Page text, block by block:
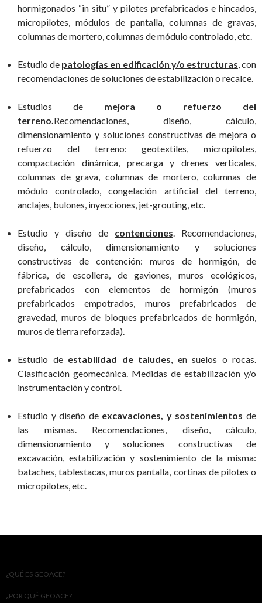
hormigonados “in situ” y pilotes prefabricados e hincados,
micropilotes, módulos de pantalla, columnas de gravas,
columnas de mortero, columnas de módulo controlado, etc.
Estudio de patologías en edificación y/o estructuras, con
recomendaciones de soluciones de estabilización o recalce.
Estudios de mejora o refuerzo del
terreno.Recomendaciones, diseño, cálculo,
dimensionamiento y soluciones constructivas de mejora o
refuerzo del terreno: geotextiles, micropilotes,
compactación dinámica, precarga y drenes verticales,
columnas de grava, columnas de mortero, columnas de
módulo controlado, congelación artificial del terreno,
anclajes, bulones, inyecciones, jet-grouting, etc.
Estudio y diseño de contenciones. Recomendaciones,
diseño, cálculo, dimensionamiento y soluciones
constructivas de contención: muros de hormigón, de
fábrica, de escollera, de gaviones, muros ecológicos,
prefabricados con elementos de hormigón (muros
prefabricados empotrados, muros prefabricados de
gravedad, muros de bloques prefabricados de hormigón,
muros de tierra reforzada).
Estudio deestabilidad de taludes, en suelos o rocas.
Clasificación geomecánica. Medidas de estabilización y/o
instrumentación y control.
Estudio y diseño deexcavaciones, y sostenimientosde
las mismas. Recomendaciones, diseño, cálculo,
dimensionamiento y soluciones constructivas de
excavación, estabilización y sostenimiento de la misma:
bataches, tablestacas, muros pantalla, cortinas de pilotes o
micropilotes, etc.
¿QUÉ ES GEOACE?
¿POR QUÉ GEOACE?